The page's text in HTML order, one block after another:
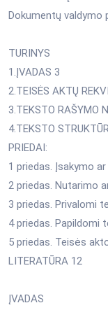
Dokumentų valdymo
TURINYS
1.ĮVADAS 3
2.TEISĖS AKTŲ
3.TEKSTO RAŠYMO
4.TEKSTO
PRIEDAI:
1 priedas. Įsakymo
2 priedas. Nutarimo
3 priedas. Privalomi
4 priedas. Papildomi
5 priedas. Teisės
LITERATŪRA 12
ĮVADAS